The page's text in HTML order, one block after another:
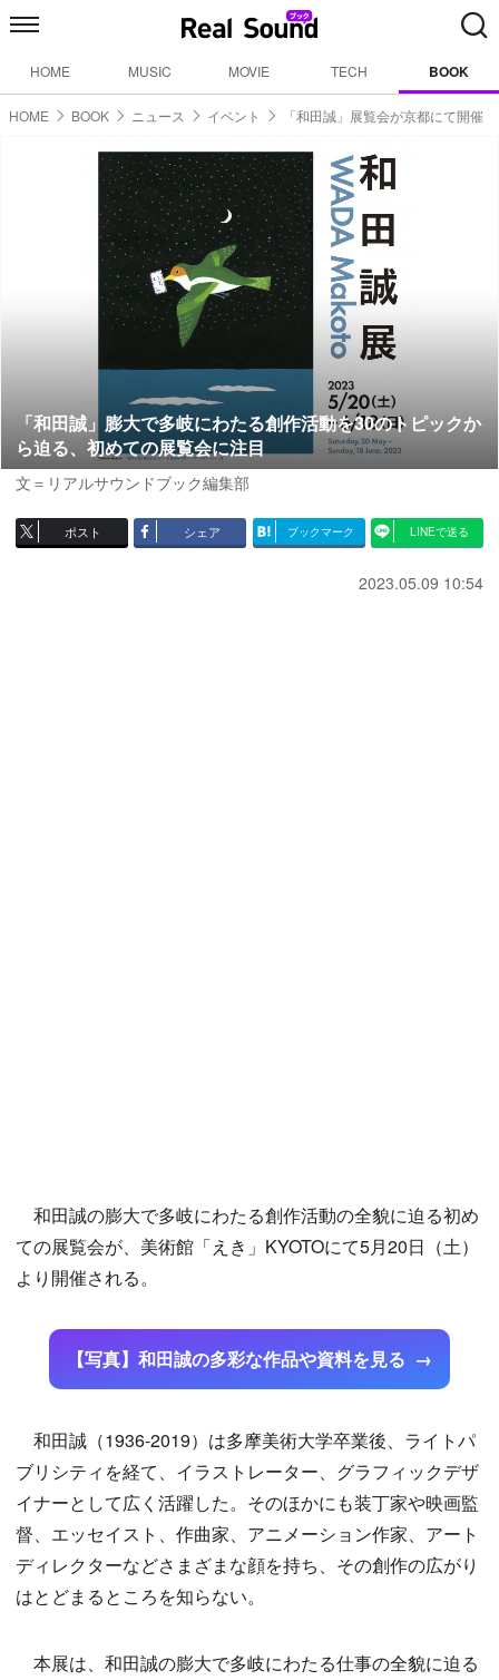
HOME MUSIC MOVIE TECH BOOK
HOME BOOK ニュース イベント 「和田誠」展覧会が京都にて開催
「和田誠」膨大で多岐にわたる創作活動を30のトピックか
ら迫る、初めての展覧会に注目
文＝リアルサウンドブック編集部
ポスト シェア ブックマーク LINEで送る
2023.05.09 10:54
和田誠の膨大で多岐にわたる創作活動の全貌に迫る初め
ての展覧会が、美術館「えき」KYOTOにて5月20日（土）
より開催される。
【写真】和田誠の多彩な作品や資料を見る
和田誠（1936-2019）は多摩美術大学卒業後、ライトパ
ブリシティを経て、イラストレーター、グラフィックデザ
イナーとして広く活躍した。そのほかにも装丁家や映画監
督、エッセイスト、作曲家、アニメーション作家、アート
ディレクターなどさまざまな顔を持ち、その創作の広がり
はとどまるところを知らない。
本展は、和田誠の膨大で多岐にわたる仕事の全貌に迫る